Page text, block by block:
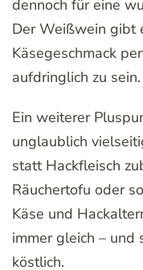
dennoch für eine
Der Weißwein gibt
Käsegeschmack
aufdringlich zu sein.
Ein weiterer
unglaublich
statt Hackfleisch
Räuchertofu oder
Käse und
immer gleich – und
köstlich.